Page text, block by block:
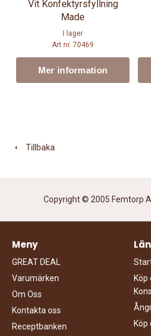
Vit Konfektyrsfyllning
Made
I lager
Art nr. 70469
Mer information
Tillbaka
Copyright © 2005 Femtorp
Meny
GREAT DEAL
Varumärken
Om Oss
Kontakta oss
Receptbanken